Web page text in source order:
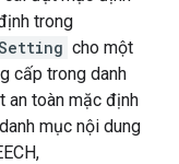
trong
cho một
cấp trong danh
an toàn mặc định
mục nội dung